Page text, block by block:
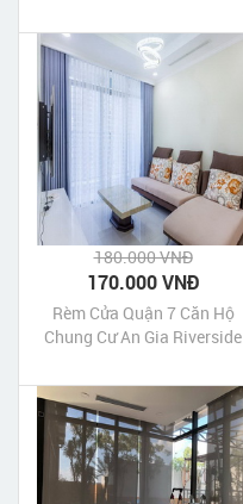
180.000 VNĐ
170.000 VNĐ
Rèm Cửa Quận 7 Căn Hộ
Chung Cư An Gia Riverside